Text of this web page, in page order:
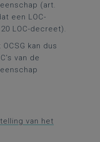
(art.
een LOC-
LOC-decreet).
kan dus
van de
van het